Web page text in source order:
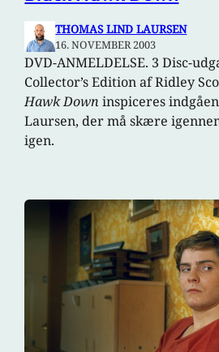
THOMAS LIND LAURSEN
16. NOVEMBER 2003
DVD-ANMELDELSE. 3 Disc-
Collector’s Edition af Ridley
Hawk Downinspiceres
Laursen, der må skære
igen.